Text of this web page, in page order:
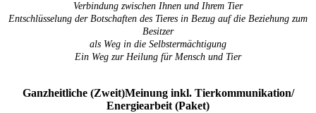
Verbindung zwischen Ihnen und Ihrem Tier
Entschlüsselung der Botschaften des Tieres in Bezug auf die Beziehung zum
Besitzer
als Weg in die Selbstermächtigung
Ein Weg zur Heilung für Mensch und Tier
Ganzheitliche (Zweit)Meinung inkl. Tierkommunikation/
Energiearbeit (Paket)